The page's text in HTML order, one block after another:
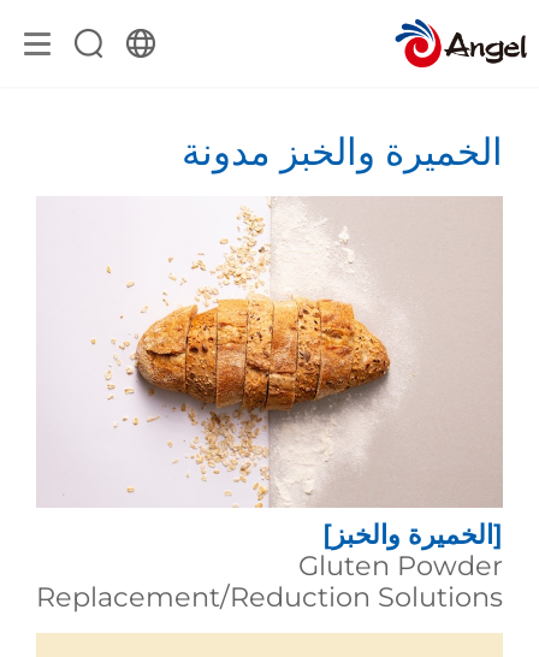
الخميرة والخبز مدونة
[الخميرة والخبز]
Gluten Powder
Replacement/Reduction Solutions